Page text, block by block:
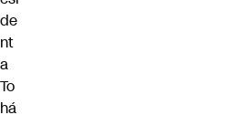
de
nt
a
To
há